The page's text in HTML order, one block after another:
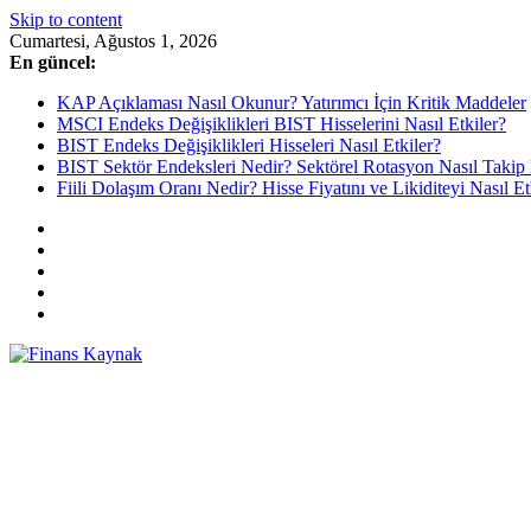
Skip to content
Cumartesi, Ağustos 1, 2026
En güncel:
KAP Açıklaması Nasıl Okunur? Yatırımcı İçin Kritik Maddeler
MSCI Endeks Değişiklikleri BIST Hisselerini Nasıl Etkiler?
BIST Endeks Değişiklikleri Hisseleri Nasıl Etkiler?
BIST Sektör Endeksleri Nedir? Sektörel Rotasyon Nasıl
Fiili Dolaşım Oranı Nedir? Hisse Fiyatını ve Likiditeyi Nasıl